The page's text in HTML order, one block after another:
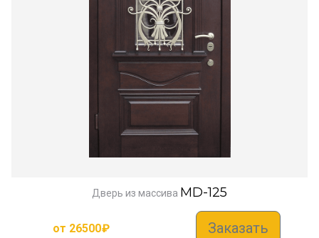
Дверь из массива MD-125
от 26500₽ Заказать